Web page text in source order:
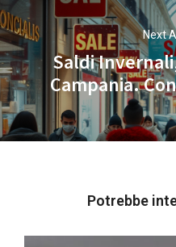
Next
Saldi
Campania.
Potrebbe